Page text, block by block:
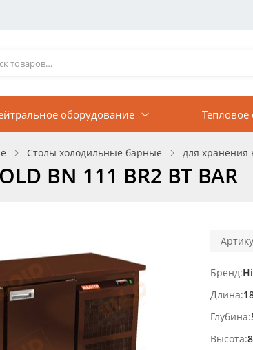
оборудование
Столы холодильные барные для хранения
BN 111 BR2 BT BAR
Бренд
Длина
Глубина
Высота